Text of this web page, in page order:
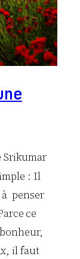
Srikumar
: Il
penser
ce
il faut